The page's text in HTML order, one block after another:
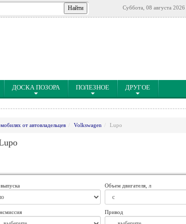
Суббота, 08 августа 2026
ДОСКА ПОЗОРА ПОЛЕЗНОЕ ДРУГОЕ
от автовладельцев Volkswagen Lupo
Объем двигателя, л
Привод